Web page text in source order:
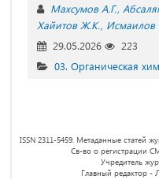
Махсумов А.Г.
Хайитов Ж.К. Исмаилов
29.05.2026
223
03. Органическая
ISSN 2311-5459. Метаданные статей
Св-во о регистрации
Учредитель
Главный редактор -